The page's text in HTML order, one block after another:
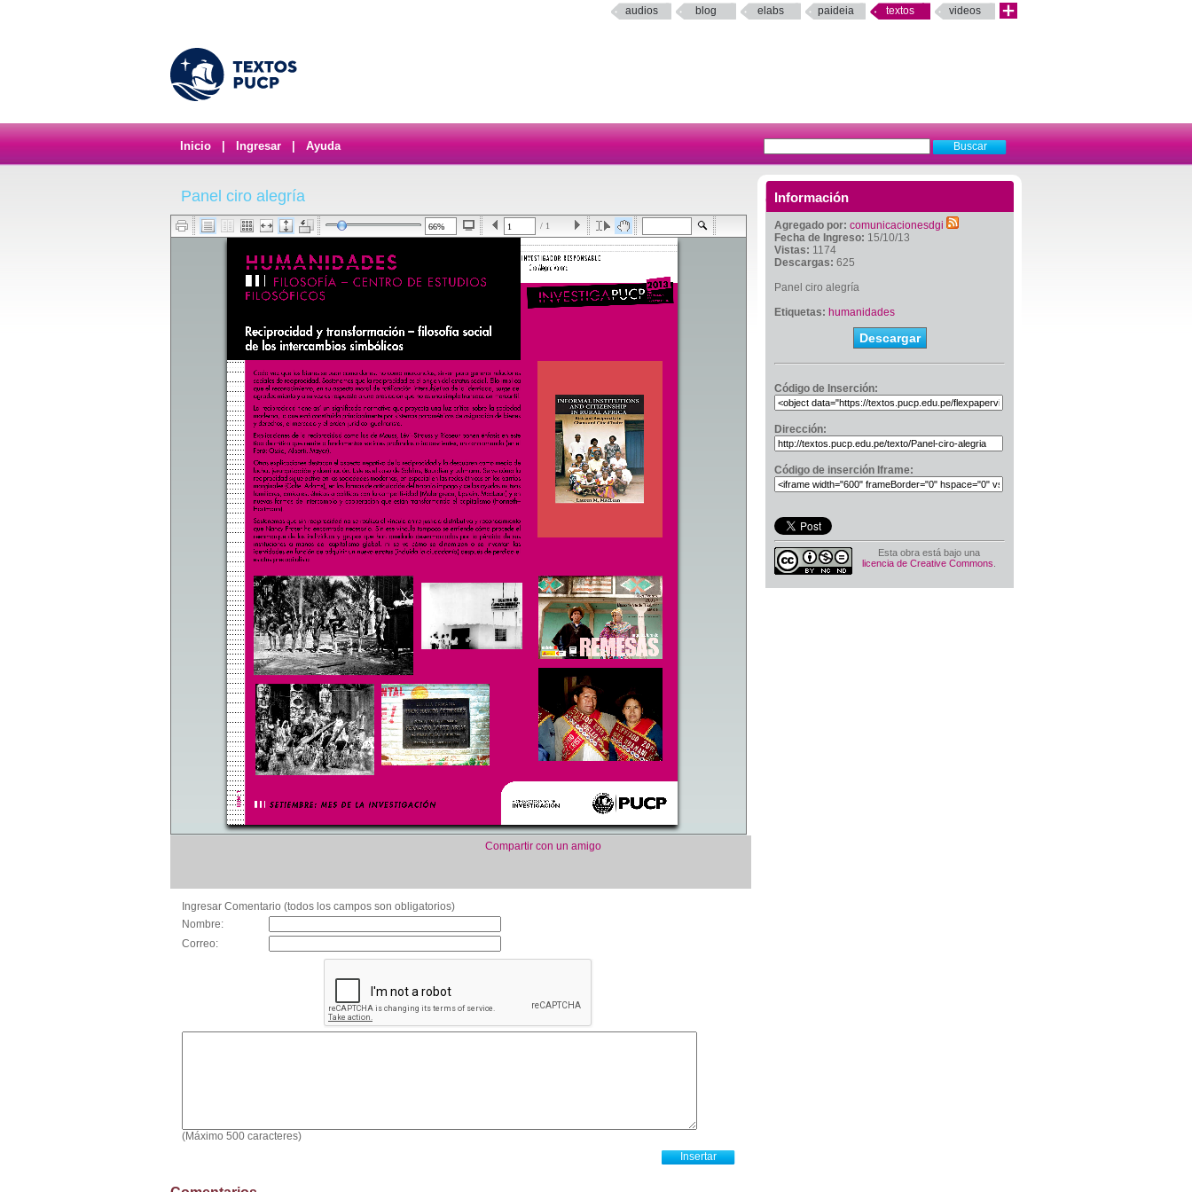
audios blog elabs paideia textos videos
Inicio Ingresar Ayuda
Información
Agregado por: comunicacionesdgi
Fecha de Ingreso: 15/10/13
Vistas: 1174
Descargas: 625
Panel ciro alegría
Etiquetas: humanidades
Descargar
Código de Inserción:
Dirección:
Código de inserción Iframe:
Esta obra está bajo una
licencia de Creative Commons
Panel ciro alegría
/ 1
Compartir con un amigo
Ingresar Comentario (todos los campos son obligatorios)
Nombre:
Correo:
(Máximo 500 caracteres)